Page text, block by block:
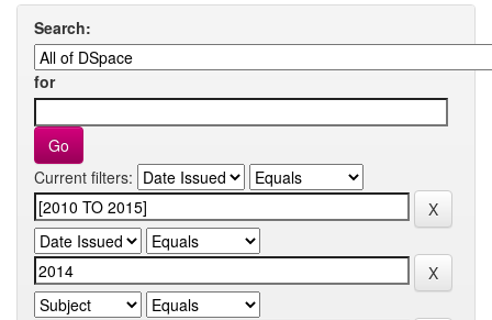
Search:
for
Current filters: